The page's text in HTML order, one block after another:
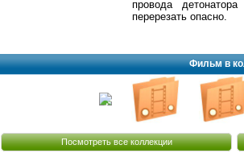
провода
перерезать опасно.
Фильм в
Посмотреть все коллекции